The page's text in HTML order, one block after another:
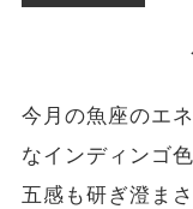
今月の魚座のエ
なインディンゴ
五感も研ぎ澄ま